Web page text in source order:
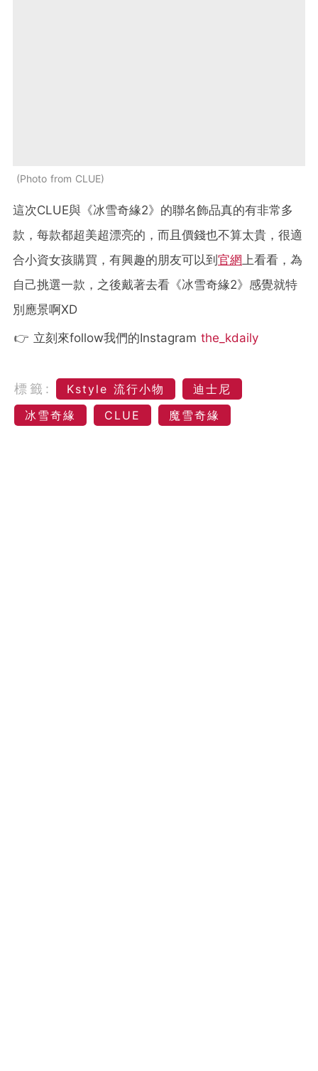
Photo from CLUE
這次CLUE與《冰雪奇緣2》的聯名飾品真的有非常多
款，每款都超美超漂亮的，而且價錢也不算太貴，很適
合小資女孩購買，有興趣的朋友可以到 官網上看看，為
自己挑選一款，之後戴著去看《冰雪奇緣2》感覺就特
別應景啊XD
👉 立刻來follow我們的Instagram the_kdaily
標籤: Kstyle 流行小物
迪士尼
冰雪奇緣
CLUE 魔雪奇緣